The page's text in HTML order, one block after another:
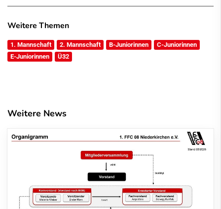
Weitere Themen
1. Mannschaft 2. Mannschaft B-Juniorinnen
C-Juniorinnen
E-Juniorinnen
Ü32
Weitere News